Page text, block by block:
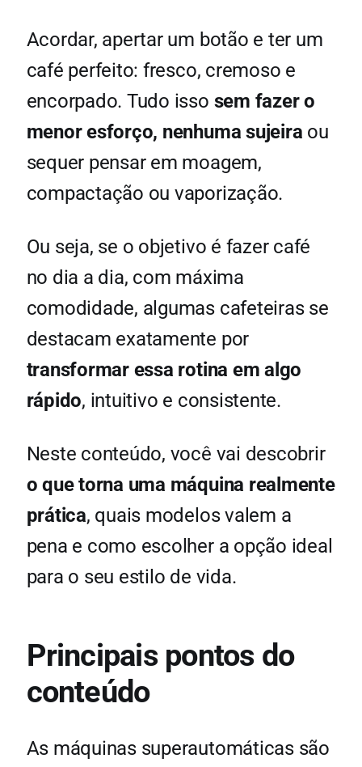
Acordar, apertar um botão e ter um
café perfeito: fresco, cremoso e
encorpado. Tudo isso sem fazer o
menor esforço, nenhuma sujeira ou
sequer pensar em moagem,
compactação ou vaporização.
Ou seja, se o objetivo é fazer café
no dia a dia, com máxima
comodidade, algumas cafeteiras se
destacam exatamente por
transformar essa rotina em algo
rápido, intuitivo e consistente.
Neste conteúdo, você vai descobrir
o que torna uma máquina realmente
prática, quais modelos valem a
pena e como escolher a opção ideal
para o seu estilo de vida.
Principais pontos do
conteúdo
As máquinas superautomáticas são